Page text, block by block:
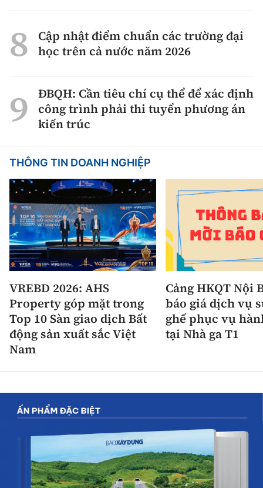
Cập nhật điểm chuẩn các trường đại
học trên cả nước năm 2026
ĐBQH: Cần tiêu chí cụ thể để xác định
công trình phải thi tuyển phương án
kiến trúc
THÔNG TIN DOANH NGHIỆP
VREBD 2026: AHS
Property góp mặt trong
Top 10 Sàn giao dịch Bất
động sản xuất sắc Việt
Nam
Cảng HKQT Nội
báo giá dịch vụ
ghế phục vụ
tại Nhà ga T1